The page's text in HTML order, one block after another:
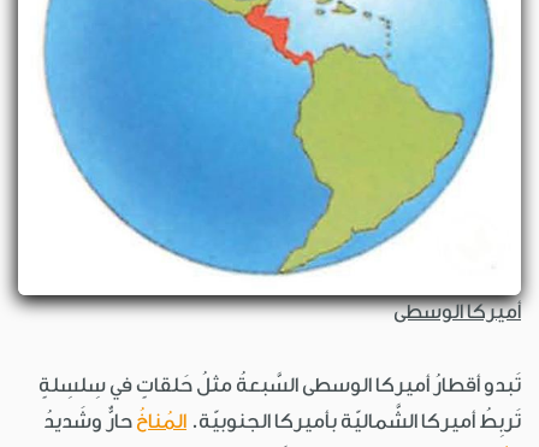
أميركا الوسطى
تَبدو أقطارُ أميركا الوسطى السَّبعةُ مثلُ حَلقاتٍ في سِلسِلةٍ
تَربِطُ أميركا الشَّماليّة بأميركا الجنوبيّة. المُناخُ حارٌّ وشَديدُ